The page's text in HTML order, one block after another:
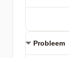
Probleem